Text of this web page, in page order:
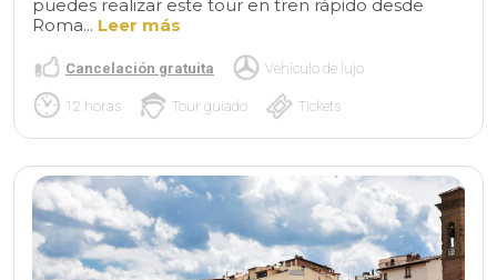
puedes realizar este tour en tren rápido desde
Roma... Leer más
Cancelación gratuita Vehículo de lujo
12 horas Tour guiado Tickets